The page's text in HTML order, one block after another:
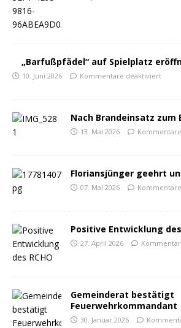
„Barfußpfädel“ auf Spielplatz
10. Juni 2026 Kommentare deaktiviert
Nach Brandeinsatz zum
13. Mai 2026
Floriansjünger geehrt
07. Mai 2026
Positive Entwicklung des
27. April 2026
Gemeinderat bestätigt
Feuerwehrkommandant
30. Januar 2026